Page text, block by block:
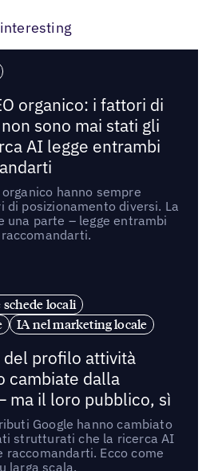
organico: i fattori di
sono mai stati gli
AI legge entrambi
organico hanno sempre
di posizionamento diversi. La
una parte – legge entrambi
locali
IA nel marketing locale
del profilo attività
cambiate dalla
ma il loro pubblico, sì
Google hanno cambiato
strutturati che la ricerca AI
raccomandarti. Ecco come
larga scala.